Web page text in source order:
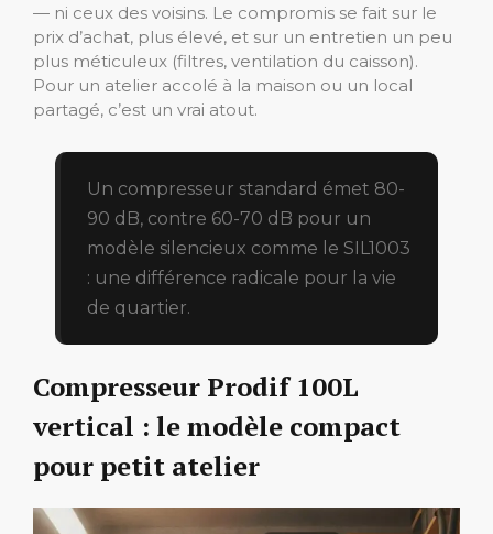
— ni ceux des voisins. Le compromis se fait sur le
prix d’achat, plus élevé, et sur un entretien un peu
plus méticuleux (filtres, ventilation du caisson).
Pour un atelier accolé à la maison ou un local
partagé, c’est un vrai atout.
Un compresseur standard émet 80-
90 dB, contre 60-70 dB pour un
modèle silencieux comme le SIL1003
: une différence radicale pour la vie
de quartier.
Compresseur Prodif 100L
vertical : le modèle compact
pour petit atelier